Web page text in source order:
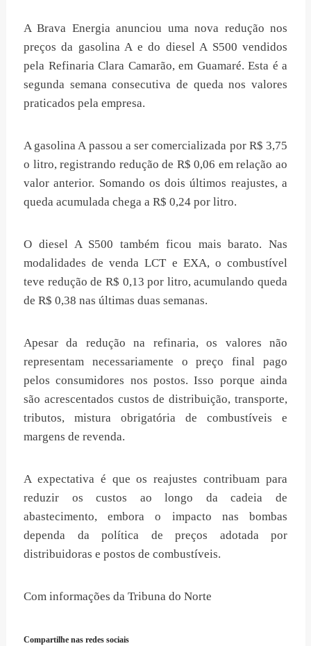
A Brava Energia anunciou uma nova redução nos
preços da gasolina A e do diesel A S500 vendidos
pela Refinaria Clara Camarão, em Guamaré. Esta é a
segunda semana consecutiva de queda nos valores
praticados pela empresa.
A gasolina A passou a ser comercializada por R$ 3,75
o litro, registrando redução de R$ 0,06 em relação ao
valor anterior. Somando os dois últimos reajustes, a
queda acumulada chega a R$ 0,24 por litro.
O diesel A S500 também ficou mais barato. Nas
modalidades de venda LCT e EXA, o combustível
teve redução de R$ 0,13 por litro, acumulando queda
de R$ 0,38 nas últimas duas semanas.
Apesar da redução na refinaria, os valores não
representam necessariamente o preço final pago
pelos consumidores nos postos. Isso porque ainda
são acrescentados custos de distribuição, transporte,
tributos, mistura obrigatória de combustíveis e
margens de revenda.
A expectativa é que os reajustes contribuam para
reduzir os custos ao longo da cadeia de
abastecimento, embora o impacto nas bombas
dependa da política de preços adotada por
distribuidoras e postos de combustíveis.
Com informações da Tribuna do Norte
Compartilhe nas redes sociais